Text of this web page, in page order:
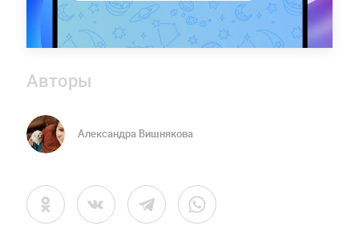
Авторы
Александра Вишнякова